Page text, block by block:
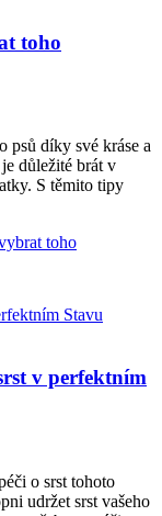
toho
psů díky své kráse a
důležité brát v
S těmito tipy
toho
v perfektním
o srst tohoto
udržet srst vašeho